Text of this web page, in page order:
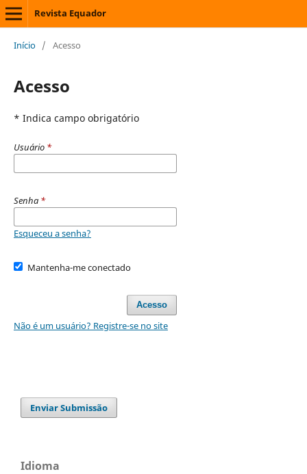
Revista Equador
Início / Acesso
Acesso
* Indica campo obrigatório
Usuário *
Senha *
Esqueceu a senha?
Mantenha-me conectado
Acesso
Não é um usuário? Registre-se no site
Enviar Submissão
Idioma